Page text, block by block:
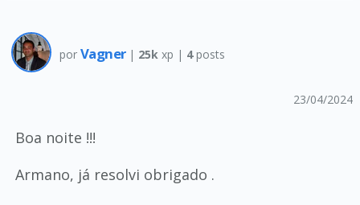
por Vagner | 25kxp | 4posts
23/04/2024
Boa noite !!!
Armano, já resolvi obrigado .